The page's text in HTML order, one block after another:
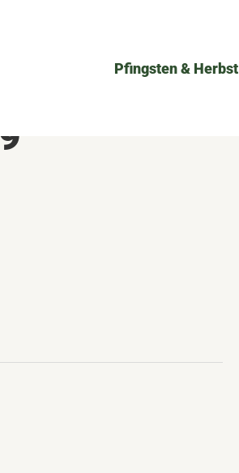
Pfingsten & Herbst